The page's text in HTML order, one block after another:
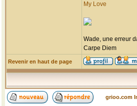
My Love
Wade, une erreur
Carpe Diem
Revenir en haut de page
grioo.com